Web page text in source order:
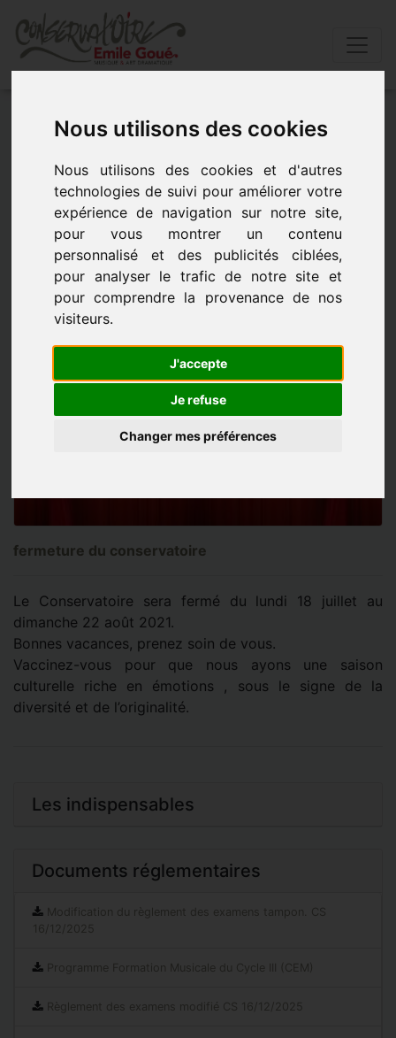
Nous utilisons des cookies
Nous utilisons des cookies et d'autres
technologies de suivi pour améliorer votre
expérience de navigation sur notre site,
pour vous montrer un contenu
personnalisé et des publicités ciblées,
pour analyser le trafic de notre site et
pour comprendre la provenance de nos
visiteurs.
J'accepte
Je refuse
Changer mes préférences
Accueil» Actualités» Fermeture du conservatoire
fermeture du conservatoire
- le 23 août 2021 à 09h00
fermeture du conservatoire
Le Conservatoire sera fermé du lundi 18 juillet au
dimanche 22 août 2021.
Bonnes vacances, prenez soin de vous.
Vaccinez-vous pour que nous ayons une saison
culturelle riche en émotions , sous le signe de la
diversité et de l’originalité.
Les indispensables
Documents réglementaires
Modification du règlement des examens tampon. CS
16/12/2025
Programme Formation Musicale du Cycle III (CEM)
Règlement des examens modifié CS 16/12/2025